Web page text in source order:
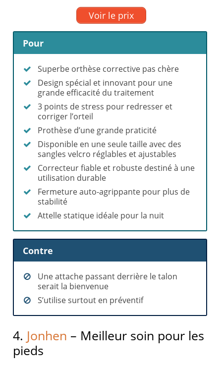
Voir le prix
Pour
Superbe orthèse corrective pas chère
Design spécial et innovant pour une
grande efficacité du traitement
3 points de stress pour redresser et
corriger l’orteil
Prothèse d’une grande praticité
Disponible en une seule taille avec des
sangles velcro réglables et ajustables
Correcteur fiable et robuste destiné à une
utilisation durable
Fermeture auto-agrippante pour plus de
stabilité
Attelle statique idéale pour la nuit
Contre
Une attache passant derrière le talon
serait la bienvenue
S’utilise surtout en préventif
4. Jonhen – Meilleur soin pour les
pieds